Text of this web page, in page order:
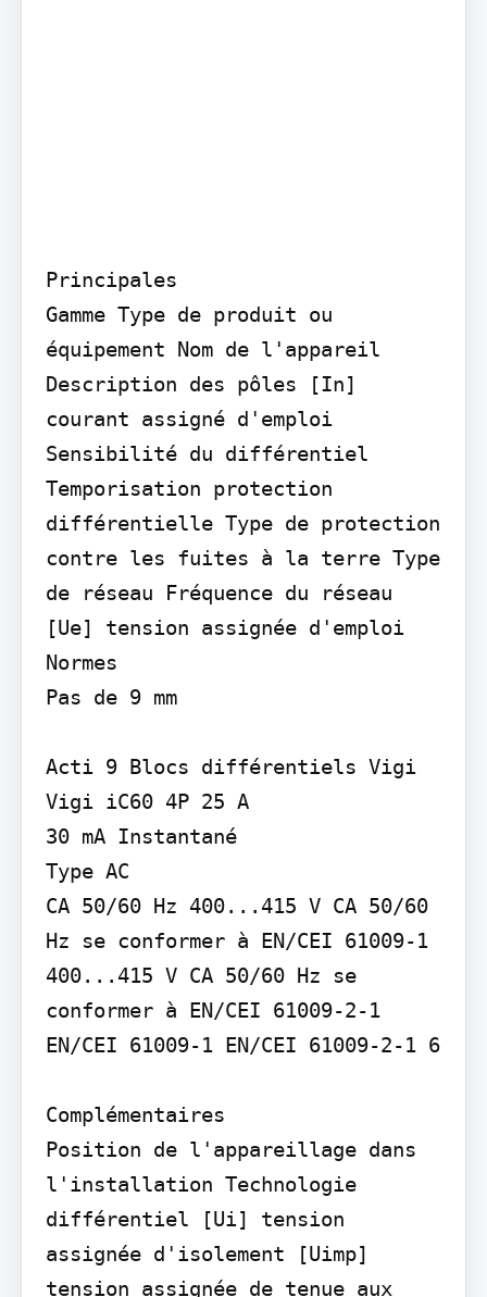
Principales
Gamme Type de produit ou
équipement Nom de l'appareil
Description des pôles [In]
courant assigné d'emploi
Sensibilité du différentiel
Temporisation protection
différentielle Type de protection
contre les fuites à la terre Type
de réseau Fréquence du réseau
[Ue] tension assignée d'emploi
Normes
Pas de 9 mm
Acti 9 Blocs différentiels Vigi
Vigi iC60 4P 25 A
30 mA Instantané
Type AC
CA 50/60 Hz 400...415 V CA 50/60
Hz se conformer à EN/CEI 61009-1
400...415 V CA 50/60 Hz se
conformer à EN/CEI 61009-2-1
EN/CEI 61009-1 EN/CEI 61009-2-1 6
Complémentaires
Position de l'appareillage dans
l'installation Technologie
différentiel [Ui] tension
assignée d'isolement [Uimp]
tension assignée de tenue aux